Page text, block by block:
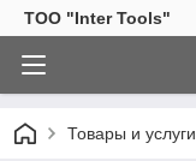
ТОО "Inter Tools"
Товары и услуги